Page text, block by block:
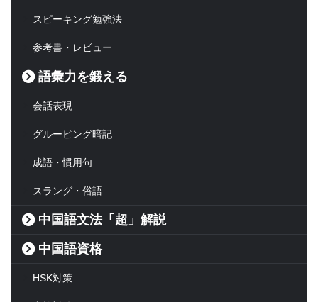
スピーキング勉強法
参考書・レビュー
語彙力を鍛える
会話表現
グルーピング暗記
成語・慣用句
スラング・俗語
中国語文法「超」解説
中国語資格
HSK対策